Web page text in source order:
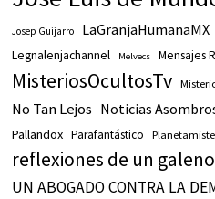
Josep Guijarro LaGranjaHumanaMX
Legnalenjachannel Melvecs Mensajes
MisteriosOcultosTv
No Tan Lejos Noticias
Pallandox Parafantástico
reflexiones de un galeno
UN ABOGADO CONTRA LA